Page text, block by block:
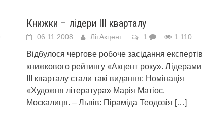
Книжки – лідери ІІІ кварталу
06.11.2008 ЛітАкцент 1 1 110
Відбулося чергове робоче засідання експертів
книжкового рейтингу «Акцент року». Лідерами
ІІІ кварталу стали такі видання: Номінація
«Художня література» Марія Матіос.
Москалиця. – Львів: Піраміда Теодозія […]